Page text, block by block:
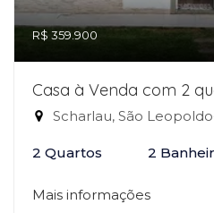
R$ 359.900
Casa à Venda com 2
Scharlau, São
2 Quartos 2
Mais informações